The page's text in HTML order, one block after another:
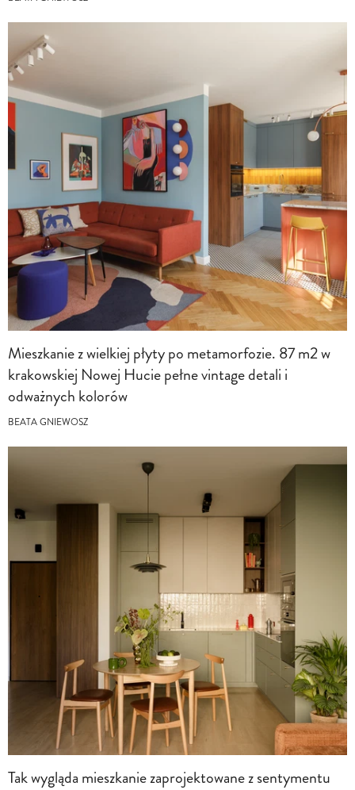
BEATA GNIEWOSZ
Mieszkanie z wielkiej płyty po metamorfozie. 87 m2 w
krakowskiej Nowej Hucie pełne vintage detali i
odważnych kolorów
BEATA GNIEWOSZ